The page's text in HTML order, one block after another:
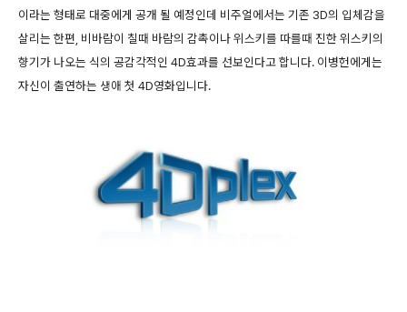
이라는 형태로 대중에게 공개 될 예정인데 비주얼에서는 기존 3D의 입체감을
살리는 한편, 비바람이 칠때 바람의 감촉이나 위스키를 따를때 진한 위스키의
향기가 나오는 식의 공감각적인 4D효과를 선보인다고 합니다. 이병헌에게는
자신이 출연하는 생애 첫 4D영화입니다.